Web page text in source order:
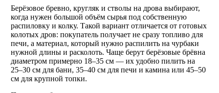
Берёзовое бревно, кругляк и стволы на дрова выбирают,
когда нужен большой объём сырья под собственную
распиловку и колку. Такой вариант отличается от готовых
колотых дров: покупатель получает не сразу топливо для
печи, а материал, который нужно распилить на чурбаки
нужной длины и расколоть. Чаще берут берёзовые брёвна
диаметром примерно 18–35 см — их удобно пилить на
25–30 см для бани, 35–40 см для печи и камина или 45–50
см для крупной топки.